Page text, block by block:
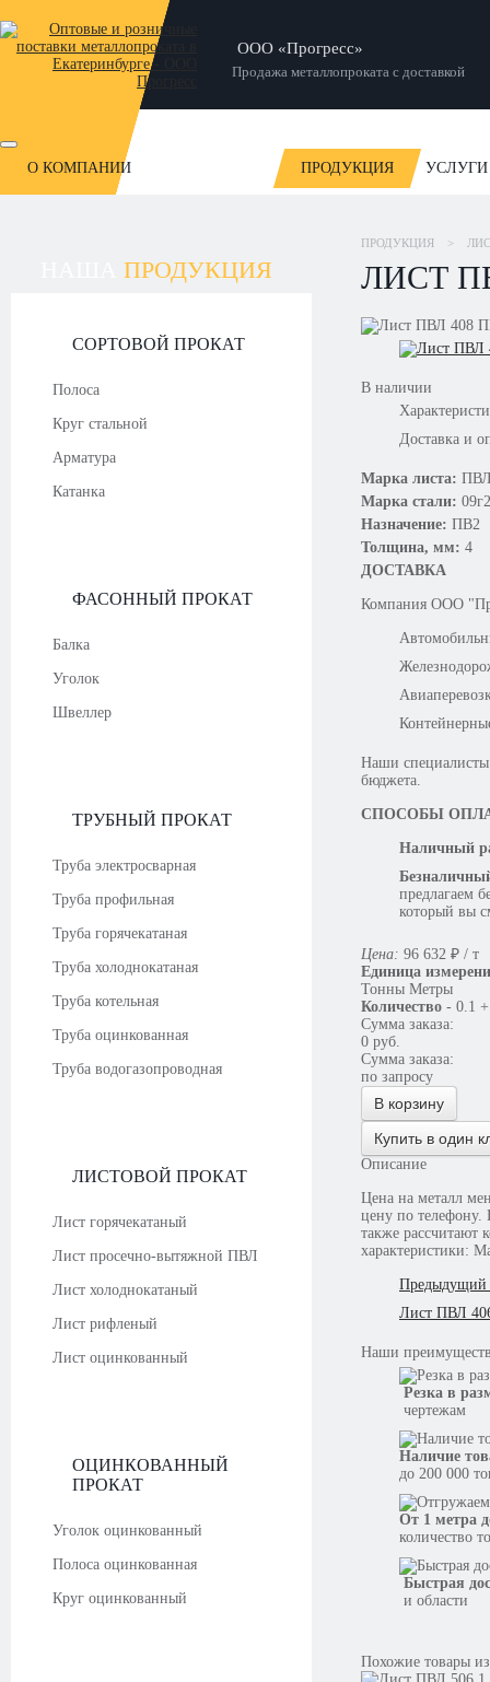
ООО «Прогресс»
Продажа металлопроката с доставкой
О КОМПАНИИ ПРОДУКЦИЯ УСЛУГИ
ПРОДУКЦИЯ
СОРТОВОЙ ПРОКАТ
Полоса
Круг стальной
Арматура
Катанка
ФАСОННЫЙ ПРОКАТ
Балка
Уголок
Швеллер
ТРУБНЫЙ ПРОКАТ
Труба электросварная
Труба профильная
Труба горячекатаная
Труба холоднокатаная
Труба котельная
Труба оцинкованная
Труба водогазопроводная
ЛИСТОВОЙ ПРОКАТ
Лист горячекатаный
Лист просечно-вытяжной ПВЛ
Лист холоднокатаный
Лист рифленый
Лист оцинкованный
ОЦИНКОВАННЫЙ
ПРОКАТ
Уголок оцинкованный
Полоса оцинкованная
Круг оцинкованный
ПРОДУКЦИЯ >
ЛИСТ
В наличии
Доставка и
Марка листа:
Марка стали:
Назначение: ПВ2
Толщина, мм: 4
ДОСТАВКА
Компания OOO
Наши специалисты
бюджета.
СПОСОБЫ
Наличный
предлагаем
который вы
Цена: 96 632 ₽ / т
Единица
Тонны Метры
Количество - 0.1 +
Сумма заказа:
0 руб.
Сумма заказа:
по запросу
В корзину
Купить в один
Описание
Цена на металл
цену по телефону. В случае необходимости наши сотрудники ответят на все вопросы, которые возникнут, а
также рассчитают
характеристики:
Предыдущий
Лист ПВЛ
Наши
Резка в
чертежам
Наличие
до 200 000
От 1 метра
количество
Быстрая
и области
Похожие товары